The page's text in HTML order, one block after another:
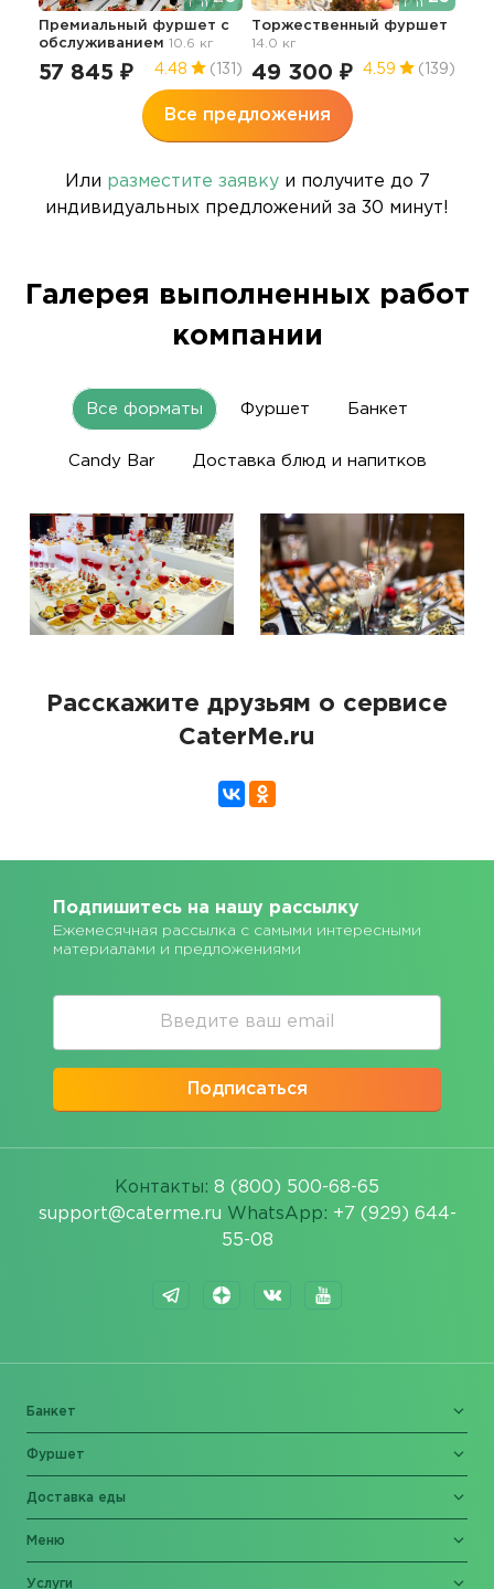
Премиальный фуршет с
обслуживанием 10.6 кг
57 845 ₽ 4.48 (131)
Торжественный фуршет
14.0 кг
49 300 ₽ 4.59 (139)
Все предложения
Или разместите заявкуи получите до 7
индивидуальных предложений за 30 минут!
Галерея выполненных работ
компании
Все форматы Фуршет Банкет
Candy Bar Доставка блюд и напитков
Расскажите друзьям о сервисе
CaterMe.ru
Подпишитесь на нашу рассылку
Ежемесячная рассылка с самыми интересными
материалами и предложениями
Подписаться
Контакты: 8 (800) 500-68-65
support@caterme.ru WhatsApp: +7 (929) 644-
55-08
Банкет
Фуршет
Доставка еды
Меню
Услуги